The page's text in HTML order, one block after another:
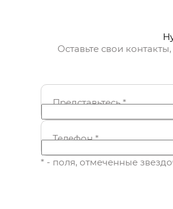
Оставьте свои
Представьтесь*
Телефон*
* - поля, отмеченные